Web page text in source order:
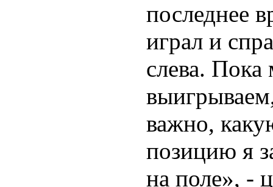
последнее
играл и
слева.
важно,
позицию я
на поле», -